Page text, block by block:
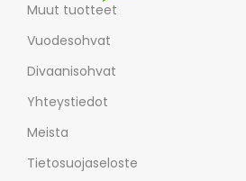
Muut tuotteet
Vuodesohvat
Divaanisohvat
Yhteystiedot
Meista
Tietosuojaseloste